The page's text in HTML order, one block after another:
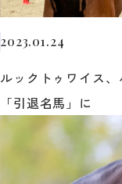
2023.01.24
ルックトゥワイス
「引退名馬」に